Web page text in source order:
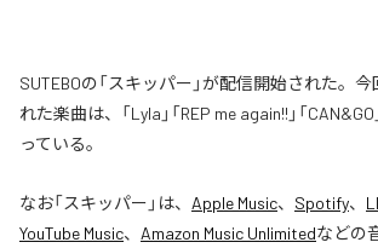
SUTEBOの「スキッパー」が配信開始された。
れた楽曲は、「Lyla」「REP me again!!」「
っている。
なお「スキッパー 」は、 Apple Music、 Spotify、
YouTube Music、 Amazon Music Unlimitedなどの